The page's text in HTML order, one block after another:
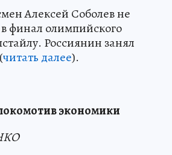
Алексей Соболев не
финал олимпийского
Россиянин занял
читать далее).
экономики